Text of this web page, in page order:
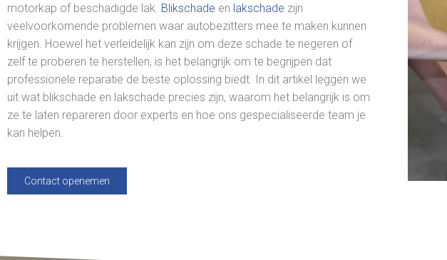
motorkap of beschadigde lak. Blikschade en lakschade zijn
veelvoorkomende problemen waar autobezitters mee te maken kunnen
krijgen. Hoewel het verleidelijk kan zijn om deze schade te negeren of
zelf te proberen te herstellen, is het belangrijk om te begrijpen dat
professionele reparatie de beste oplossing biedt. In dit artikel leggen we
uit wat blikschade en lakschade precies zijn, waarom het belangrijk is om
ze te laten repareren door experts en hoe ons gespecialiseerde team je
kan helpen.
Contact openemen